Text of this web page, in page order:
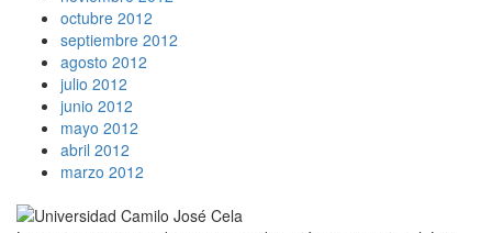
octubre 2012
septiembre 2012
agosto 2012
julio 2012
junio 2012
mayo 2012
abril 2012
marzo 2012